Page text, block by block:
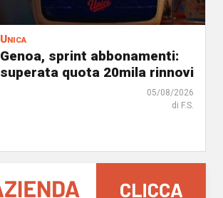
Unica
Genoa, sprint abbonamenti:
superata quota 20mila rinnovi
05/08/2026
di F.S.